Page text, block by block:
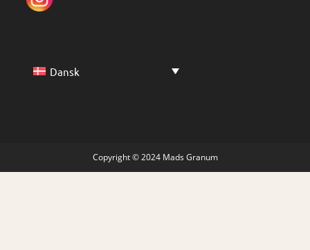
Dansk
Copyright © 2024 Mads Granum